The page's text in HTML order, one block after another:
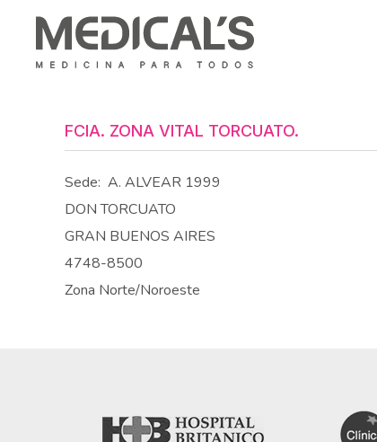
FCIA. ZONA VITAL TORCUATO.
Sede: A. ALVEAR 1999
DON TORCUATO
GRAN BUENOS AIRES
4748-8500
Zona Norte/Noroeste